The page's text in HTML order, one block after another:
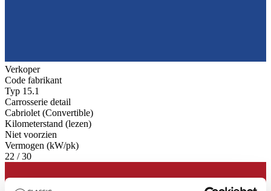
Verkoper
Code fabrikant
Typ 15.1
Carrosserie detail
Cabriolet (Convertible)
Kilometerstand (lezen)
Niet voorzien
Vermogen (kW/pk)
22 / 30